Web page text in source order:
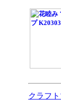
クラフ